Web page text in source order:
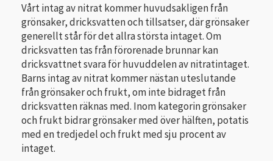
Vårt intag av nitrat kommer huvudsakligen från
grönsaker, dricksvatten och tillsatser, där grönsaker
generellt står för det allra största intaget. Om
dricksvatten tas från förorenade brunnar kan
dricksvattnet svara för huvuddelen av nitratintaget.
Barns intag av nitrat kommer nästan uteslutande
från grönsaker och frukt, om inte bidraget från
dricksvatten räknas med. Inom kategorin grönsaker
och frukt bidrar grönsaker med över hälften, potatis
med en tredjedel och frukt med sju procent av
intaget.